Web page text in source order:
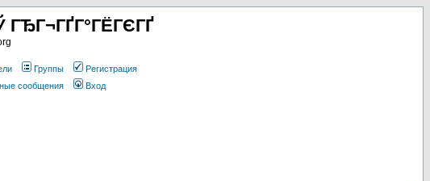
ГЂГ¬ГҐГ°ГЁГЄГҐ
Группы
Регистрация
сообщения Вход